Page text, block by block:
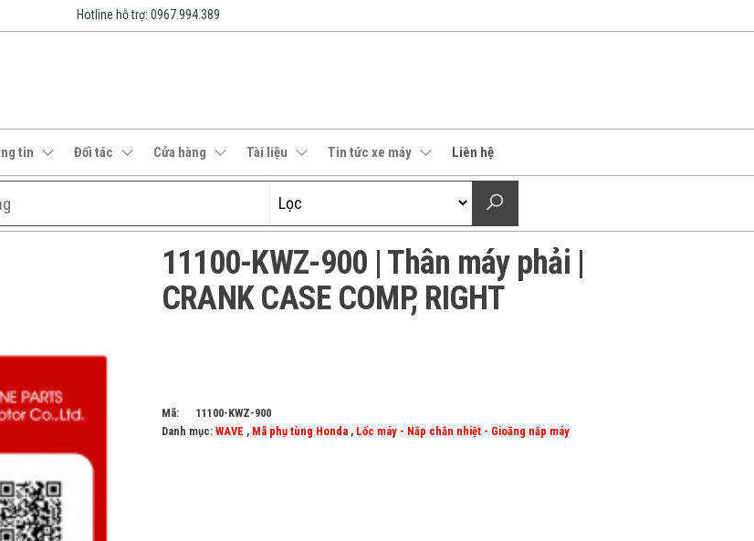
Hotline hỗ trợ: 0967.994.389
tin Đối tác Cửa hàng Tài liệu Tin tức xe máy Liên hệ
11100-KWZ-900 | Thân máy phải |
CRANK CASE COMP, RIGHT
Mã:
11100-KWZ-900
Danh mục: WAVE , Mã phụ tùng Honda, Lốc máy - Nắp chắn nhiệt - Gioăng nắp máy